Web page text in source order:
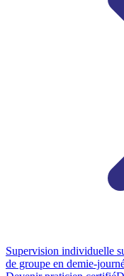
Supervision individuelle
de groupe en demie-